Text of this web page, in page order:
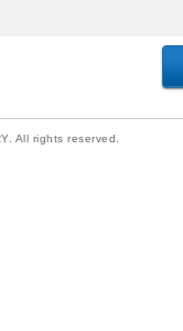
All rights reserved.